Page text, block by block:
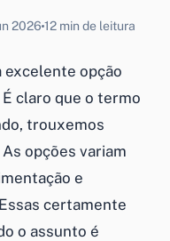
2026 12 min de leitura
excelente opção
É claro que o termo
trouxemos
opções variam
e
certamente
o assunto é